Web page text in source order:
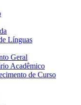
Línguas
Geral
Acadêmico
de Curso